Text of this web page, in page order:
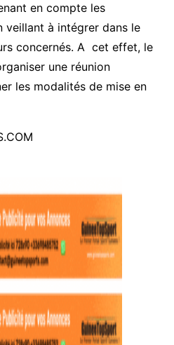
en compte les
veillant à intégrer dans le
concernés. A cet effet, le
une réunion
les modalités de mise en